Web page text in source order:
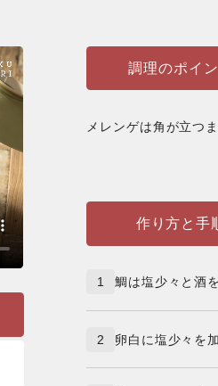
調理のポイン
メレンゲは角が立つ
作り方と手
1 鯛は塩少々と酒
2 卵白に塩少々を